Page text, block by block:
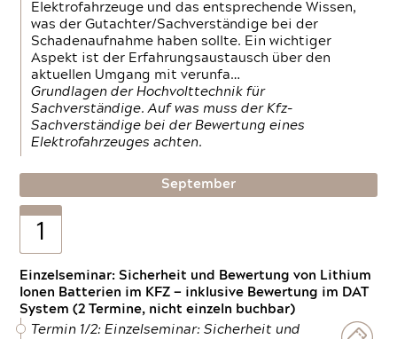
Elektrofahrzeuge und das entsprechende Wissen,
was der Gutachter/Sachverständige bei der
Schadenaufnahme haben sollte. Ein wichtiger
Aspekt ist der Erfahrungsaustausch über den
aktuellen Umgang mit verunfa…
Grundlagen der Hochvolttechnik für
Sachverständige. Auf was muss der Kfz-
Sachverständige bei der Bewertung eines
Elektrofahrzeuges achten.
September
1
Einzelseminar: Sicherheit und Bewertung von Lithium
Ionen Batterien im KFZ — inklusive Bewertung im DAT
System (2 Termine, nicht einzeln buchbar)
Termin 1/2: Einzelseminar: Sicherheit und